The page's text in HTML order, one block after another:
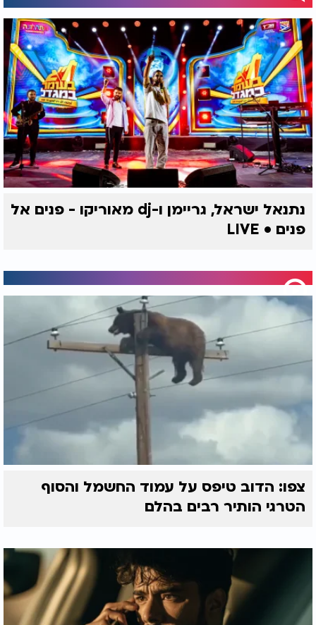
נתנאל ישראל, גריימן ו-dj מאוריקו - פנים אל
פנים • LIVE
צפו: הדוב טיפס על עמוד החשמל והסוף
הטרגי הותיר רבים בהלם